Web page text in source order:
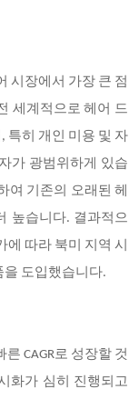
시장에서 가장 큰 점
세계적으로 헤어 드
특히 개인 미용 및 자
가 광범위하게 있습
여 기존의 오래된 헤
높습니다. 결과적으
따라 북미 지역 시
을 도입했습니다.
CAGR로 성장할 것
화가 심히 진행되고